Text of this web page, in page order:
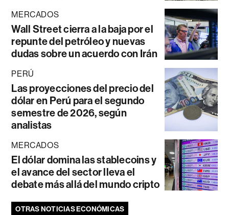
MERCADOS
Wall Street cierra a la baja por el
repunte del petróleo y nuevas
dudas sobre un acuerdo con Irán
PERÚ
Las proyecciones del precio del
dólar en Perú para el segundo
semestre de 2026, según
analistas
MERCADOS
El dólar domina las stablecoins y
el avance del sector lleva el
debate más allá del mundo cripto
OTRAS NOTICIAS ECONÓMICAS